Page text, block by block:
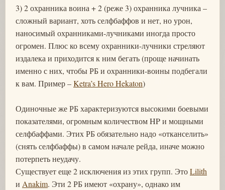
3) 2 охранника воина + 2 (реже 3) охранника лучника –
сложный вариант, хоть селфбаффов и нет, но урон,
наносимый охранниками-лучниками иногда просто
огромен. Плюс ко всему охранники-лучники стреляют
издалека и приходится к ним бегать (проще начинать
именно с них, чтобы РБ и охранники-воины подбегали
к вам. Пример –Ketra’s Hero Hekaton)
Одиночные же РБ характеризуются высокими боевыми
показателями, огромным количеством HP и мощными
селфбаффами. Этих РБ обязательно надо «отканселить»
(снять селфбаффы) в самом начале рейда, иначе можно
потерпеть неудачу.
Существует еще 2 исключения из этих групп. ЭтоLilith
и Anakim. Эти 2 РБ имеют «охрану», однако им